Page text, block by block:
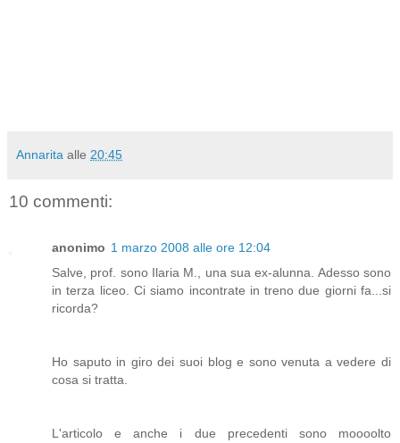
Annarita alle 20:45
10 commenti:
anonimo 1 marzo 2008 alle ore 12:04
Salve, prof. sono Ilaria M., una sua ex-alunna. Adesso sono
in terza liceo. Ci siamo incontrate in treno due giorni fa...si
ricorda?
Ho saputo in giro dei suoi blog e sono venuta a vedere di
cosa si tratta.
L'articolo e anche i due precedenti sono moooolto